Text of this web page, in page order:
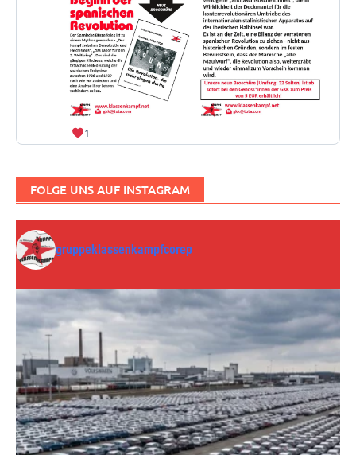
1
FOLGE UNS AUF INSTAGRAM
gruppeklassenkampfcorep